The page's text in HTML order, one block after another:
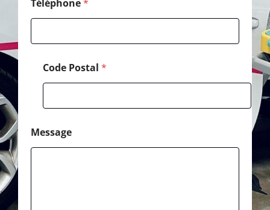
Téléphone*
Code Postal *
Message